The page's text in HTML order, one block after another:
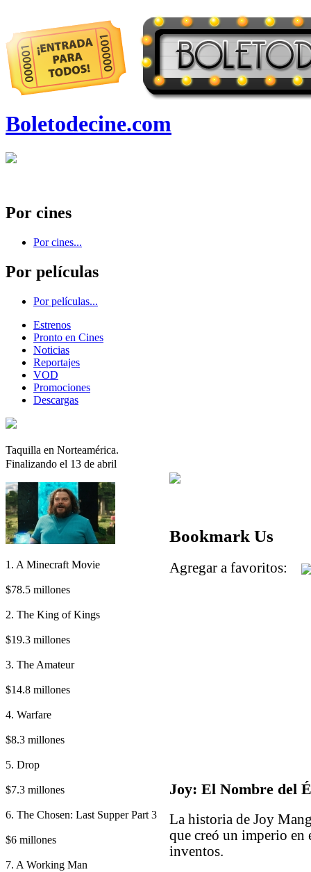
Boletodecine.com
Por cines
Por cines...
Por películas
Por películas...
Estrenos
Pronto en Cines
Noticias
Reportajes
VOD
Promociones
Descargas
Taquilla en Norteamérica.
Finalizando el 13 de abril
1. A Minecraft Movie
$78.5 millones
2. The King of Kings
$19.3 millones
3. The Amateur
$14.8 millones
4. Warfare
$8.3 millones
5. Drop
$7.3 millones
6. The Chosen: Last Supper Part 3
$6 millones
7. A Working Man
Bookmark Us
Agregar a favoritos:
Joy: El Nombre del
La historia de Joy
que creó un imperio en
inventos.